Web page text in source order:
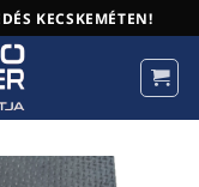
KECSKEMÉTEN!